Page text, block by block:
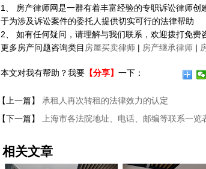
1、 房产律师网是一群有着丰富经验的专职诉讼律师
于为涉及诉讼案件的委托人提供切实可行的法律帮助
2、 如有任何疑问，请理解与我们联系，欢迎拨打免费
更多房产问题咨询类目 房屋买卖律师 | 房产继承律师 |
本文对我有帮助？我要 【分享】 一下：
【上一篇】
承租人再次转租的法律效力的认定
【下一篇】
上海市各法院地址、电话、邮编等联系一览
相关文章